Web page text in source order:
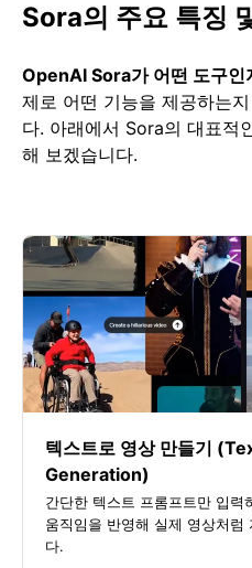
Sora의 주요 특징
OpenAI Sora가 어떤 도구인
제로 어떤 기능을 제공하는
다. 아래에서 Sora의 대표적
해 보겠습니다.
텍스트로 영상 만들기
Generation)
간단한 텍스트 프롬프트만 입
움직임을 반영해 실제 영상처럼
다.